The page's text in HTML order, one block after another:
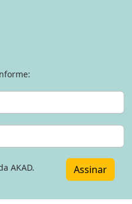
AKAD. Assinar